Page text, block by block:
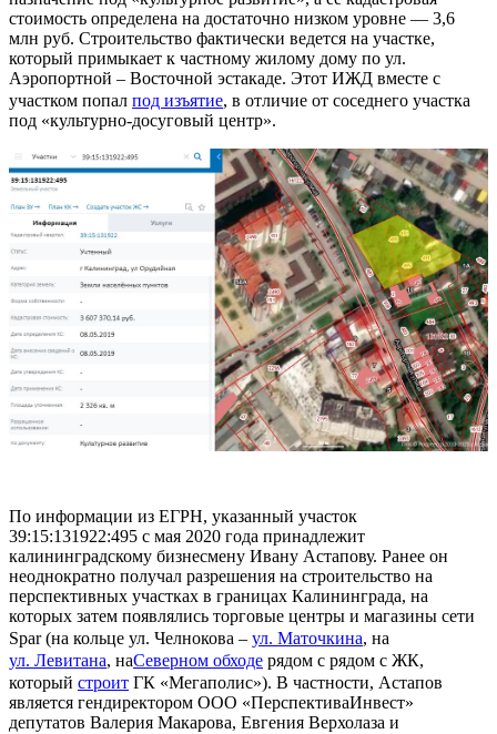
стоимость определена на достаточно низком уровне — 3,6
млн руб. Строительство фактически ведется на участке,
который примыкает к частному жилому дому по ул.
Аэропортной – Восточной эстакаде. Этот ИЖД вместе с
участком попал под изъятие, в отличие от соседнего участка
под «культурно-досуговый центр».
По информации из ЕГРН, указанный участок
39:15:131922:495 с мая 2020 года принадлежит
калининградскому бизнесмену Ивану Астапову. Ранее он
неоднократно получал разрешения на строительство на
перспективных участках в границах Калининграда, на
которых затем появлялись торговые центры и магазины сети
Spar (на кольце ул. Челнокова – ул. Маточкина, на
ул. Левитана, наСеверном обходе рядом с рядом с ЖК,
который строит ГК «Мегаполис»). В частности, Астапов
является гендиректором ООО «ПерспективаИнвест»
депутатов Валерия Макарова, Евгения Верхолаза и